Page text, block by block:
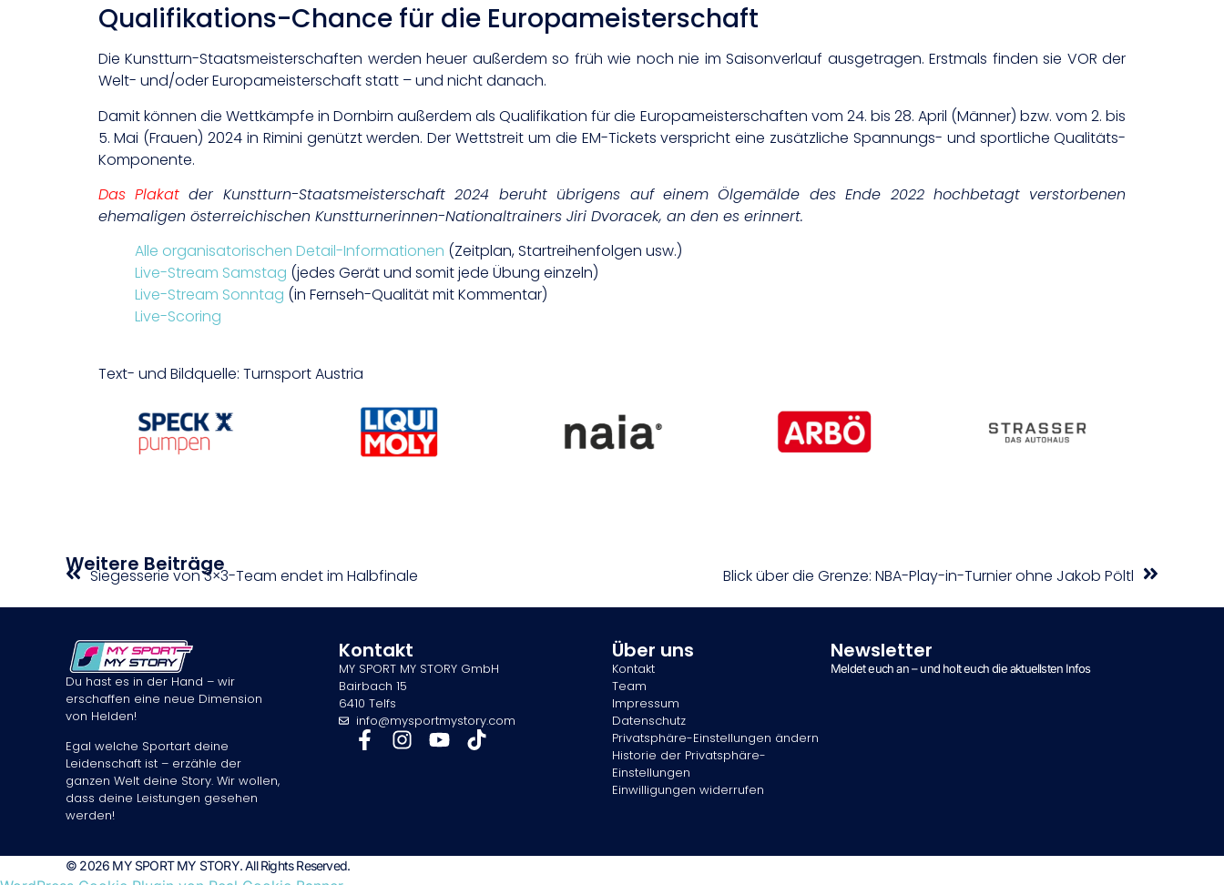
Qualifikations-Chance für die Europameisterschaft
Die Kunstturn-Staatsmeisterschaften werden heuer außerdem so früh wie noch nie im Saisonverlauf ausgetragen. Erstmals finden sie VOR der
Welt- und/oder Europameisterschaft statt – und nicht danach.
Damit können die Wettkämpfe in Dornbirn außerdem als Qualifikation für die Europameisterschaften vom 24. bis 28. April (Männer) bzw. vom 2. bis
5. Mai (Frauen) 2024 in Rimini genützt werden. Der Wettstreit um die EM-Tickets verspricht eine zusätzliche Spannungs- und sportliche Qualitäts-
Komponente.
Das Plakatder Kunstturn-Staatsmeisterschaft 2024 beruht übrigens auf einem Ölgemälde des Ende 2022 hochbetagt verstorbenen
ehemaligen österreichischen Kunstturnerinnen-Nationaltrainers Jiri Dvoracek, an den es erinnert.
Alle organisatorischen Detail-Informationen (Zeitplan, Startreihenfolgen usw.)
Live-Stream Samstag (jedes Gerät und somit jede Übung einzeln)
Live-Stream Sonntag (in Fernseh-Qualität mit Kommentar)
Live-Scoring
Text- und Bildquelle: Turnsport Austria
Weitere Beiträge
Siegesserie von 3×3-Team endet im Halbfinale Blick über die Grenze: NBA-Play-in-Turnier ohne Jakob Pöltl
Du hast es in der Hand – wir
erschaffen eine neue Dimension
von Helden!
Egal welche Sportart deine
Leidenschaft ist – erzähle der
ganzen Welt deine Story. Wir wollen,
dass deine Leistungen gesehen
werden!
Kontakt
MY SPORT MY STORY GmbH
Bairbach 15
6410 Telfs
info@mysportmystory.com
Über uns
Kontakt
Team
Impressum
Datenschutz
Privatsphäre-Einstellungen ändern
Historie der Privatsphäre-
Einstellungen
Einwilligungen widerrufen
Newsletter
Meldet euch an – und holt euch die aktuellsten Infos
© 2026 MY SPORT MY STORY. All Rights Reserved.